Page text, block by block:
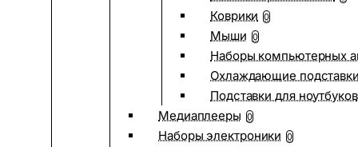
Коврики 0
Мыши 0
Наборы компьютерных
Охлаждающие
Подставки для ноутбуков
Медиаплееры 0
Наборы электроники 0